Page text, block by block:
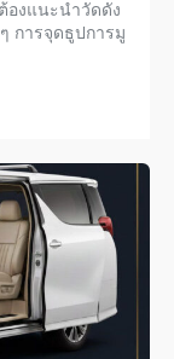
การจุดธูปการมู